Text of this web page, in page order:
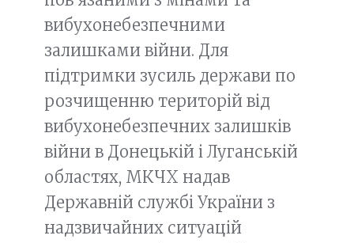
вибухонебезпечними
залишками війни. Для
підтримки зусиль держави по
розчищенню територій від
вибухонебезпечних залишків
війни в Донецькій і Луганській
областях, МКЧХ надав
Державній службі України з
надзвичайних ситуацій